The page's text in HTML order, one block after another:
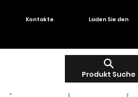
Produkt Suche
Kontakte Laden Sie den